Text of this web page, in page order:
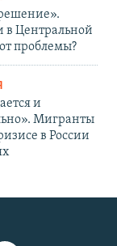
в Центральной
проблемы?
и
Мигранты
в России